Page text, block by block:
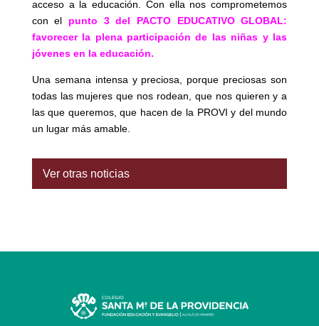
acceso a la educación. Con ella nos comprometemos
con el punto 3 del PACTO EDUCATIVO GLOBAL:
favorecer la plena participación de las niñas y las
jóvenes en la educación.
Una semana intensa y preciosa, porque preciosas son
todas las mujeres que nos rodean, que nos quieren y a
las que queremos, que hacen de la PROVI y del mundo
un lugar más amable.
Ver otras noticias